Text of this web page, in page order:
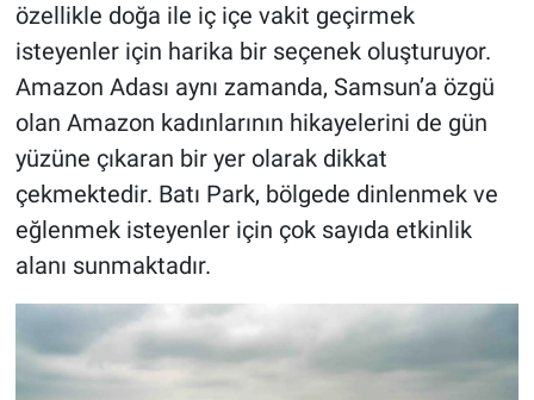
özellikle doğa ile iç içe vakit geçirmek
isteyenler için harika bir seçenek oluşturuyor.
Amazon Adası aynı zamanda, Samsun’a özgü
olan Amazon kadınlarının hikayelerini de gün
yüzüne çıkaran bir yer olarak dikkat
çekmektedir. Batı Park, bölgede dinlenmek ve
eğlenmek isteyenler için çok sayıda etkinlik
alanı sunmaktadır.